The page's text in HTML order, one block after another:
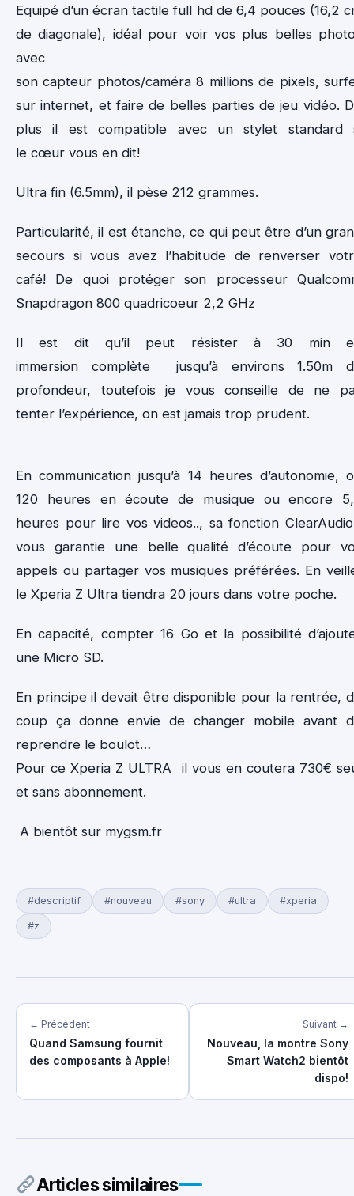
Equipé d’un écran tactile full hd de 6,4 pouces (16,2
de diagonale), idéal pour voir vos plus belles
avec
son capteur photos/caméra 8 millions de pixels,
sur internet, et faire de belles parties de jeu vidéo.
plus il est compatible avec un stylet standard
le cœur vous en dit!
Ultra fin (6.5mm), il pèse 212 grammes.
Particularité, il est étanche, ce qui peut être d’un
secours si vous avez l’habitude de renverser
café! De quoi protéger son processeur
Snapdragon 800 quadricoeur 2,2 GHz
Il est dit qu’il peut résister à 30 min
immersion complète jusqu’à environs 1.50m
profondeur, toutefois je vous conseille de ne
tenter l’expérience, on est jamais trop prudent.
En communication jusqu’à 14 heures d’autonomie,
120 heures en écoute de musique ou encore
heures pour lire vos videos.., sa fonction
vous garantie une belle qualité d’écoute pour
appels ou partager vos musiques préférées. En
le Xperia Z Ultra tiendra 20 jours dans votre poche.
En capacité, compter 16 Go et la possibilité
une Micro SD.
En principe il devait être disponible pour la rentrée,
coup ça donne envie de changer mobile avant
reprendre le boulot…
Pour ce Xperia Z ULTRA il vous en coutera 730€
et sans abonnement.
A bientôt sur mygsm.fr
#descriptif #nouveau #sony #ultra #xperia
#z
← Précédent
Quand Samsung fournit
des composants à Apple!
Suivant →
Nouveau, la montre Sony
Smart Watch2 bientôt
dispo!
Articles similaires